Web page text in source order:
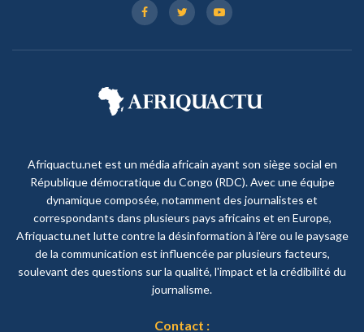
Afriquactu.net est un média africain ayant son siège social en
République démocratique du Congo (RDC). Avec une équipe
dynamique composée, notamment des journalistes et
correspondants dans plusieurs pays africains et en Europe,
Afriquactu.net lutte contre la désinformation à l'ère ou le paysage
de la communication est influencée par plusieurs facteurs,
soulevant des questions sur la qualité, l'impact et la crédibilité du
journalisme.
Contact :